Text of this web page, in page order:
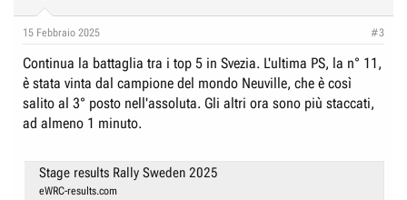
s
15 Febbraio 2025 #3
Continua la battaglia tra i top 5 in Svezia. L'ultima PS, la n° 11,
è stata vinta dal campione del mondo Neuville, che è così
salito al 3° posto nell'assoluta. Gli altri ora sono più staccati,
ad almeno 1 minuto.
Stage results Rally Sweden 2025
eWRC-results.com